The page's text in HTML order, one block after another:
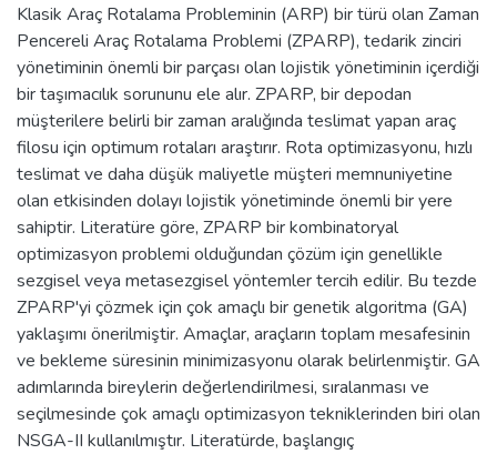
Klasik Araç Rotalama Probleminin (ARP) bir türü olan Zaman
Pencereli Araç Rotalama Problemi (ZPARP), tedarik zinciri
yönetiminin önemli bir parçası olan lojistik yönetiminin içerdiği
bir taşımacılık sorununu ele alır. ZPARP, bir depodan
müşterilere belirli bir zaman aralığında teslimat yapan araç
filosu için optimum rotaları araştırır. Rota optimizasyonu, hızlı
teslimat ve daha düşük maliyetle müşteri memnuniyetine
olan etkisinden dolayı lojistik yönetiminde önemli bir yere
sahiptir. Literatüre göre, ZPARP bir kombinatoryal
optimizasyon problemi olduğundan çözüm için genellikle
sezgisel veya metasezgisel yöntemler tercih edilir. Bu tezde
ZPARP'yi çözmek için çok amaçlı bir genetik algoritma (GA)
yaklaşımı önerilmiştir. Amaçlar, araçların toplam mesafesinin
ve bekleme süresinin minimizasyonu olarak belirlenmiştir. GA
adımlarında bireylerin değerlendirilmesi, sıralanması ve
seçilmesinde çok amaçlı optimizasyon tekniklerinden biri olan
NSGA-II kullanılmıştır. Literatürde, başlangıç